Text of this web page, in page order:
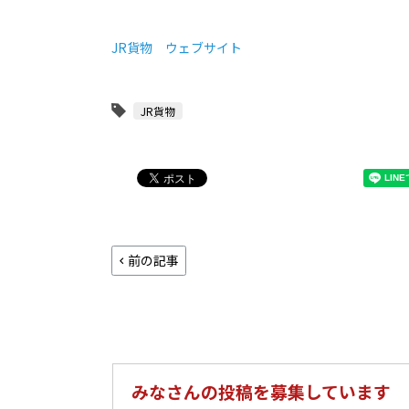
JR貨物 ウェブサイト
JR貨物
前の記事
みなさんの投稿を募集しています